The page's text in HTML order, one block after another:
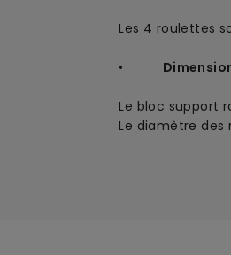
Les 4 roulettes
•
Le bloc support
Le diamètre des